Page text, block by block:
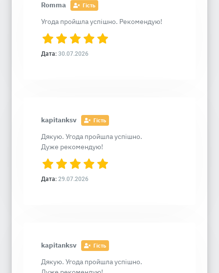
Romma Гість
Угода пройшла успішно. Рекомендую!
Дата: 30.07.2026
kapitanksv Гість
Дякую. Угода пройшла успішно.
Дуже рекомендую!
Дата: 29.07.2026
kapitanksv Гість
Дякую. Угода пройшла успішно.